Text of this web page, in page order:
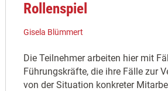
Rollenspiel
Gisela Blümmert
Die Teilnehmer arbeiten hier mit
Führungskräfte, die ihre Fälle zur
von der Situation konkreter